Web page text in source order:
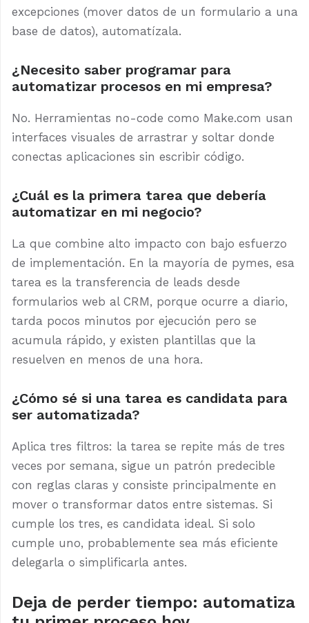
excepciones (mover datos de un formulario a una
base de datos), automatízala.
¿Necesito saber programar para
automatizar procesos en mi empresa?
No. Herramientas no-code como Make.com usan
interfaces visuales de arrastrar y soltar donde
conectas aplicaciones sin escribir código.
¿Cuál es la primera tarea que debería
automatizar en mi negocio?
La que combine alto impacto con bajo esfuerzo
de implementación. En la mayoría de pymes, esa
tarea es la transferencia de leads desde
formularios web al CRM, porque ocurre a diario,
tarda pocos minutos por ejecución pero se
acumula rápido, y existen plantillas que la
resuelven en menos de una hora.
¿Cómo sé si una tarea es candidata para
ser automatizada?
Aplica tres filtros: la tarea se repite más de tres
veces por semana, sigue un patrón predecible
con reglas claras y consiste principalmente en
mover o transformar datos entre sistemas. Si
cumple los tres, es candidata ideal. Si solo
cumple uno, probablemente sea más eficiente
delegarla o simplificarla antes.
Deja de perder tiempo: automatiza